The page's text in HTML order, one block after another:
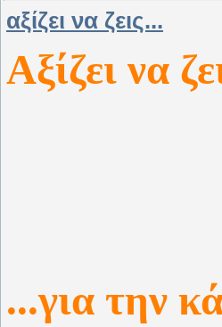
αξίζει να ζεις...
Αξίζει να
...για την